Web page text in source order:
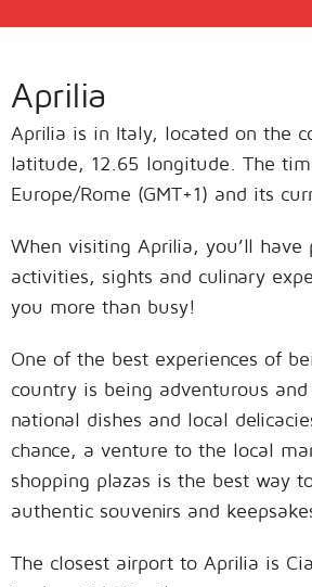
Aprilia
Aprilia is in Italy, located on the
latitude, 12.65 longitude. The
Europe/Rome (GMT+1) and its
When visiting Aprilia, you’ll have
activities, sights and culinary
you more than busy!
One of the best experiences of
country is being adventurous
national dishes and local
chance, a venture to the local
shopping plazas is the best way
authentic souvenirs and
The closest airport to Aprilia is